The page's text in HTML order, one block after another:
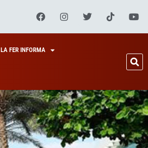
LA FER INFORMA